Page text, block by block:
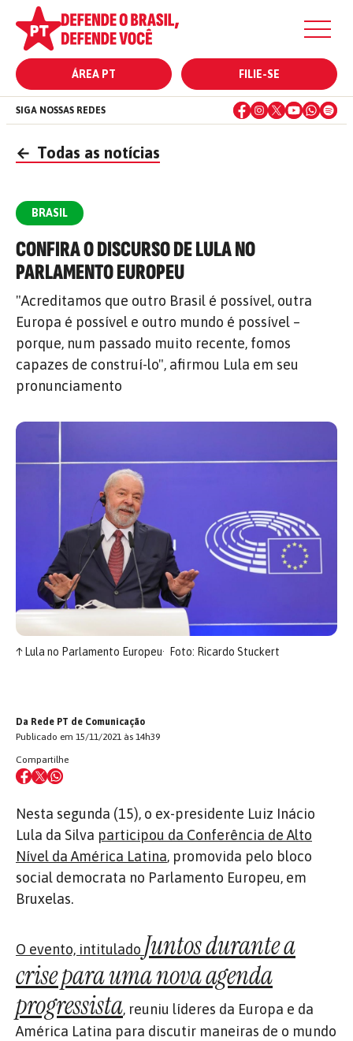
ÁREA PT FILIE-SE
SIGA NOSSAS REDES
← Todas as notícias
BRASIL
CONFIRA O DISCURSO DE LULA NO
PARLAMENTO EUROPEU
"Acreditamos que outro Brasil é possível, outra
Europa é possível e outro mundo é possível –
porque, num passado muito recente, fomos
capazes de construí-lo", afirmou Lula em seu
pronunciamento
↑Lula no Parlamento Europeu Foto: Ricardo Stuckert
Da Rede PT de Comunicação
Publicado em 15/11/2021 às 14h39
Compartilhe
Nesta segunda (15), o ex-presidente Luiz Inácio
Lula da Silva participou da Conferência de Alto
Nível da América Latina, promovida pelo bloco
social democrata no Parlamento Europeu, em
Bruxelas.
O evento, intitulado Juntos durante a
crise para uma nova agenda
progressista, reuniu líderes da Europa e da
América Latina para discutir maneiras de o mundo